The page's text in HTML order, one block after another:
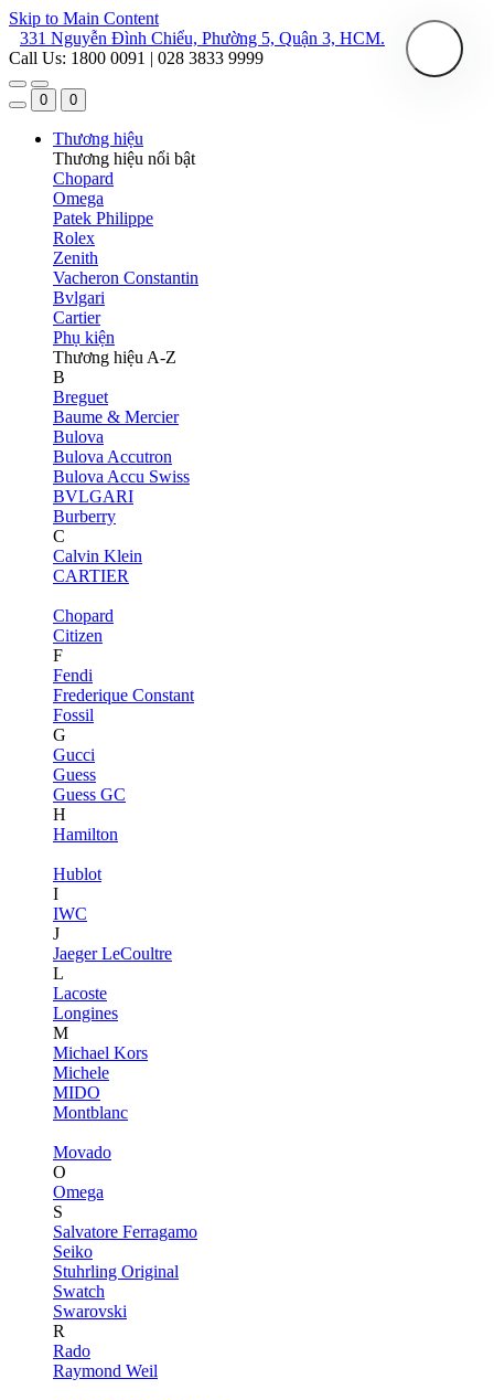
Skip to Main Content
331 Nguyễn Đình Chiểu, Phường 5, Quận 3, HCM.
Call Us: 1800 0091 | 028 3833 9999
0 0
Thương hiệu
Thương hiệu nổi bật
Chopard
Omega
Patek Philippe
Rolex
Zenith
Vacheron Constantin
Bvlgari
Cartier
Phụ kiện
Thương hiệu A-Z
B
Breguet
Baume & Mercier
Bulova
Bulova Accutron
Bulova Accu Swiss
BVLGARI
Burberry
C
Calvin Klein
CARTIER
Chopard
Citizen
F
Fendi
Frederique Constant
Fossil
G
Gucci
Guess
Guess GC
H
Hamilton
Hublot
I
IWC
J
Jaeger LeCoultre
L
Lacoste
Longines
M
Michael Kors
Michele
MIDO
Montblanc
Movado
O
Omega
S
Salvatore Ferragamo
Seiko
Stuhrling Original
Swatch
Swarovski
R
Rado
Raymond Weil